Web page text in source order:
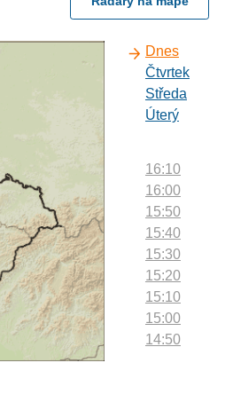
Dnes
Čtvrtek
Středa
Úterý
16:10
16:00
15:50
15:40
15:30
15:20
15:10
15:00
14:50